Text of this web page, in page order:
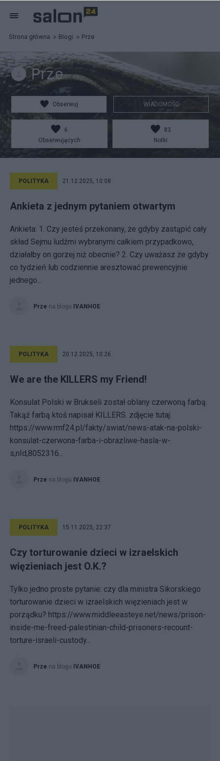
Strona główna Blogi Prze
Prze
Obserwuj WIADOMOŚĆ
6
Obserwujących
83
Notki
POLITYKA 21.12.2025, 10:08
Ankieta z jednym pytaniem otwartym
Ankieta: 1. Czy jesteś przekonany, że gdyby zastąpić cały
skład Sejmu ludźmi wybranymi całkiem przypadkowo,
działałby on gorzej niż obecnie? 2. Czy uważasz że gdyby
co tydzień lub codziennie aresztować prewencyjnie
jednego...
Prze na blogu IVANHOE
POLITYKA 20.12.2025, 10:26
We are the KILLERS my Friend!
Konsulat Polski w Brukseli został oblany czerwoną farbą.
Takąż farbą ktoś napisał KILLERS. zdjęcie tutaj:
https://www.rmf24.pl/fakty/swiat/news-atak-na-polski-
konsulat-czerwona-farba-i-obrazliwe-hasla-w-
s,nId,8052316...
Prze na blogu IVANHOE
POLITYKA 15.11.2025, 22:37
Czy torturowanie dzieci w izraelskich
więzieniach jest O.K.?
Tylko jedno proste pytanie: czy dla ministra Sikorskiego
torturowanie dzieci w izraelskich więzieniach jest w
porządku? https://www.middleeasteye.net/news/prison-
inside-me-freed-palestinian-child-prisoners-recount-
torture-israeli-custody...
Prze na blogu IVANHOE